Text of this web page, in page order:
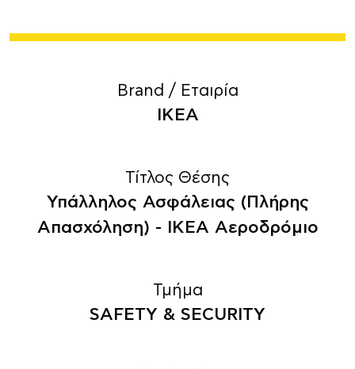
Brand / Εταιρία
IKEA
Τίτλος Θέσης
Υπάλληλος Ασφάλειας (Πλήρης
Απασχόληση) - ΙΚΕΑ Αεροδρόμιο
Τμήμα
SAFETY & SECURITY